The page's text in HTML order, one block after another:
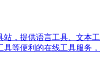
站，提供语言工具、文本工
等便利的在线工具服务，